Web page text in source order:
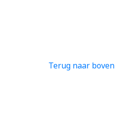
Terug naar boven